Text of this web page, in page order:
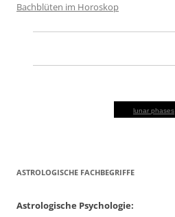
Bachblüten im Horoskop
lunar phases
ASTROLOGISCHE FACHBEGRIFFE
Astrologische Psychologie: